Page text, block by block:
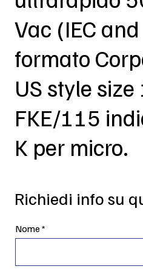
Vac (IEC
formato
US style size
FKE/115
K per micro.
Richiedi info su
Nome